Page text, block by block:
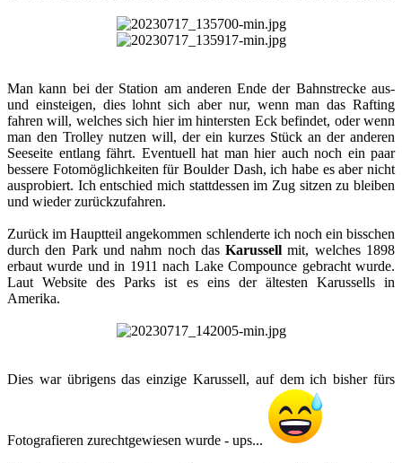
Man kann bei der Station am anderen Ende der Bahnstrecke aus-
und einsteigen, dies lohnt sich aber nur, wenn man das Rafting
fahren will, welches sich hier im hintersten Eck befindet, oder wenn
man den Trolley nutzen will, der ein kurzes Stück an der anderen
Seeseite entlang fährt. Eventuell hat man hier auch noch ein paar
bessere Fotomöglichkeiten für Boulder Dash, ich habe es aber nicht
ausprobiert. Ich entschied mich stattdessen im Zug sitzen zu bleiben
und wieder zurückzufahren.
Zurück im Hauptteil angekommen schlenderte ich noch ein bisschen
durch den Park und nahm noch dasKarussellmit, welches 1898
erbaut wurde und in 1911 nach Lake Compounce gebracht wurde.
Laut Website des Parks ist es eins der ältesten Karussells in
Amerika.​
Dies war übrigens das einzige Karussell, auf dem ich bisher fürs
Fotografieren zurechtgewiesen wurde - ups...